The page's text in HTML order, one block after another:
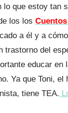
lo que estoy tan
los los
a él y a
trastorno del
educar en
Ya que Toni, el
tiene TEA.